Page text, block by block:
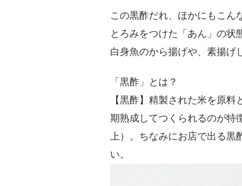
この黒酢だれ、ほかにもこん
とろみをつけた「あん」の状
白身魚のから揚げや、素揚げ
「黒酢」とは？
【黒酢】精製された米を原
期熟成してつくられるのが特
上）。ちなみにお店で出る黒
い。